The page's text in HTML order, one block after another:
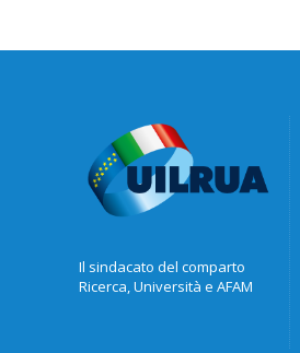
Il sindacato del comparto
Ricerca, Università e AFAM